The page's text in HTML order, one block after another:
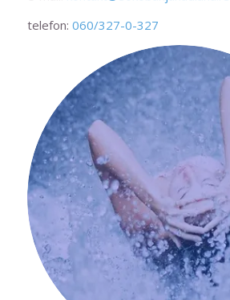
telefon: 060/327-0-327